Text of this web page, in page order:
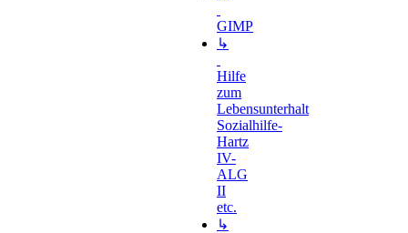
GIMP
↳
Hilfe
zum
Lebensunterhalt
Sozialhilfe-
Hartz
IV-
ALG
II
etc.
↳